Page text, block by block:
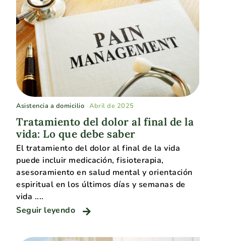
Asistencia a domicilio Abril de 2025
Tratamiento del dolor al final de la
vida: Lo que debe saber
El tratamiento del dolor al final de la vida
puede incluir medicación, fisioterapia,
asesoramiento en salud mental y orientación
espiritual en los últimos días y semanas de
vida ....
Seguir leyendo